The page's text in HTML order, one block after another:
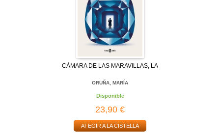
CÁMARA DE LAS MARAVILLAS, LA
ORUÑA, MARÍA
Disponible
23,90 €
AFEGIR A LA CISTELLA